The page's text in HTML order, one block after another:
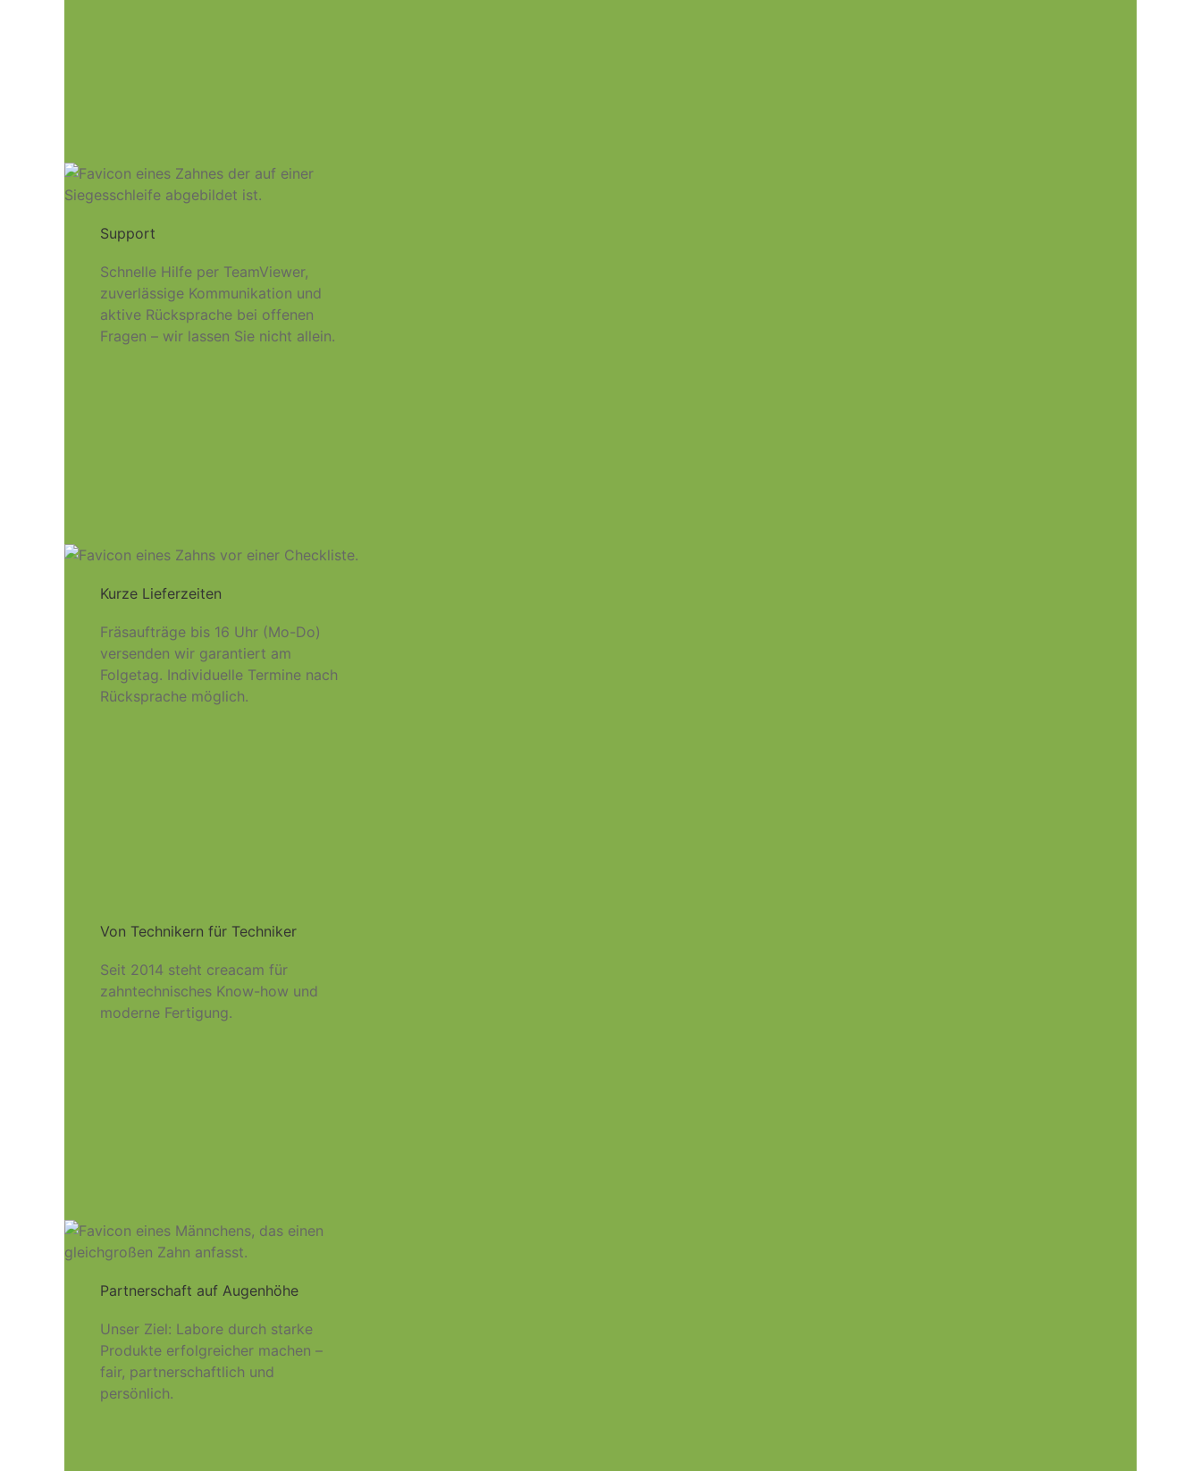
Support
Schnelle Hilfe per TeamViewer,
zuverlässige Kommunikation und
aktive Rücksprache bei offenen
Fragen – wir lassen Sie nicht allein.
Kurze Lieferzeiten
Fräsaufträge bis 16 Uhr (Mo-Do)
versenden wir garantiert am
Folgetag. Individuelle Termine nach
Rücksprache möglich.
Von Technikern für Techniker
Seit 2014 steht creacam für
zahntechnisches Know-how und
moderne Fertigung.
Partnerschaft auf Augenhöhe
Unser Ziel: Labore durch starke
Produkte erfolgreicher machen –
fair, partnerschaftlich und
persönlich.